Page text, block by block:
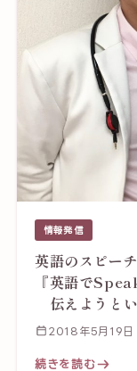
情報発信
英語のスピー
『英語で
伝えようと
2018年5月19日
続きを読む